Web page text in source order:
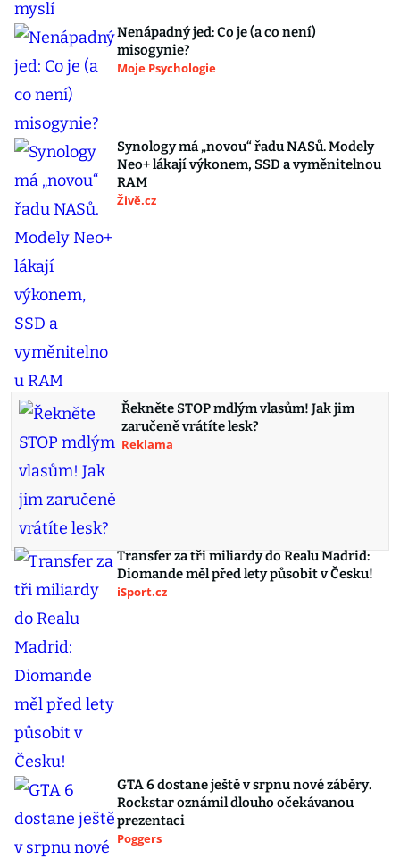
Nenápadný jed: Co je (a co není)
misogynie?
Moje Psychologie
Synology má „novou“ řadu NASů. Modely
Neo+ lákají výkonem, SSD a vyměnitelnou
RAM
Živě.cz
Řekněte STOP mdlým vlasům! Jak jim
zaručeně vrátíte lesk?
Reklama
Transfer za tři miliardy do Realu Madrid:
Diomande měl před lety působit v Česku!
iSport.cz
GTA 6 dostane ještě v srpnu nové záběry.
Rockstar oznámil dlouho očekávanou
prezentaci
Poggers